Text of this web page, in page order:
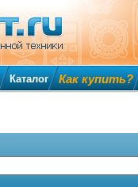
Каталог Как купить?